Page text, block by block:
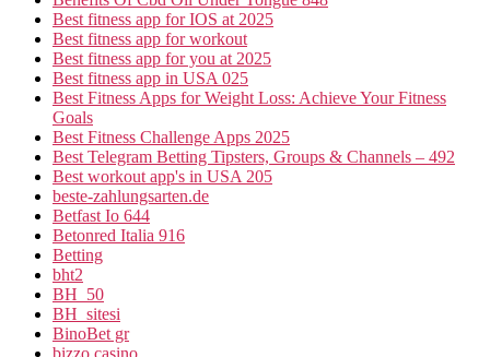
Best fitness app for IOS at 2025
Best fitness app for workout
Best fitness app for you at 2025
Best fitness app in USA 025
Best Fitness Apps for Weight Loss: Achieve Your Fitness
Goals
Best Fitness Challenge Apps 2025
Best Telegram Betting Tipsters, Groups & Channels – 492
Best workout app's in USA 205
beste-zahlungsarten.de
Betfast Io 644
Betonred Italia 916
Betting
bht2
BH_50
BH_sitesi
BinoBet gr
bizzo casino